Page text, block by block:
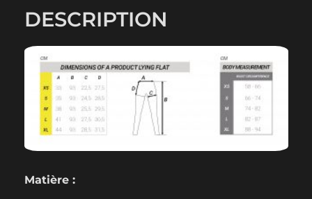
DESCRIPTION
Matière :